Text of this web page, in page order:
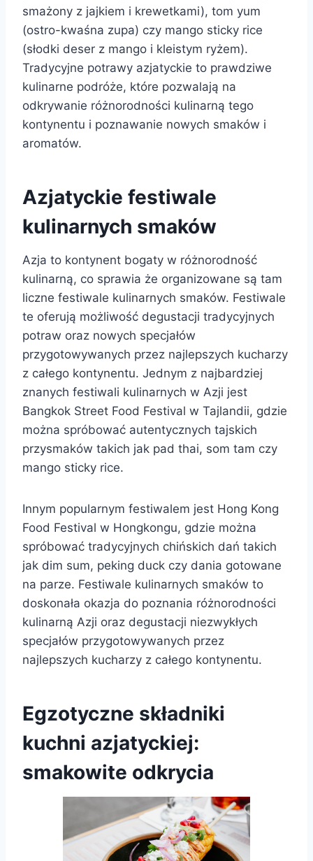
smażony z jajkiem i krewetkami), tom yum
(ostro-kwaśna zupa) czy mango sticky rice
(słodki deser z mango i kleistym ryżem).
Tradycyjne potrawy azjatyckie to prawdziwe
kulinarne podróże, które pozwalają na
odkrywanie różnorodności kulinarną tego
kontynentu i poznawanie nowych smaków i
aromatów.
Azjatyckie festiwale
kulinarnych smaków
Azja to kontynent bogaty w różnorodność
kulinarną, co sprawia że organizowane są tam
liczne festiwale kulinarnych smaków. Festiwale
te oferują możliwość degustacji tradycyjnych
potraw oraz nowych specjałów
przygotowywanych przez najlepszych kucharzy
z całego kontynentu. Jednym z najbardziej
znanych festiwali kulinarnych w Azji jest
Bangkok Street Food Festival w Tajlandii, gdzie
można spróbować autentycznych tajskich
przysmaków takich jak pad thai, som tam czy
mango sticky rice.
Innym popularnym festiwalem jest Hong Kong
Food Festival w Hongkongu, gdzie można
spróbować tradycyjnych chińskich dań takich
jak dim sum, peking duck czy dania gotowane
na parze. Festiwale kulinarnych smaków to
doskonała okazja do poznania różnorodności
kulinarną Azji oraz degustacji niezwykłych
specjałów przygotowywanych przez
najlepszych kucharzy z całego kontynentu.
Egzotyczne składniki
kuchni azjatyckiej:
smakowite odkrycia